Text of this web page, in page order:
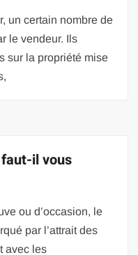
un certain nombre de
le vendeur. Ils
sur la propriété mise
il vous
ou d’occasion, le
par l’attrait des
avec les